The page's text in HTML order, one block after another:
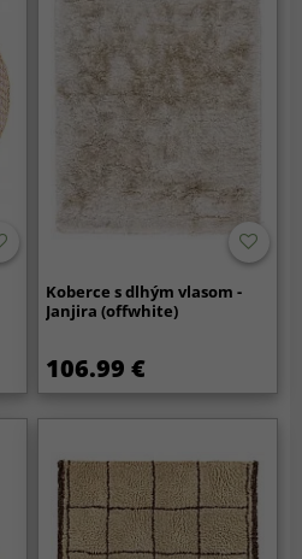
Koberce s dlhým vlasom -
Janjira (offwhite)
106.99 €